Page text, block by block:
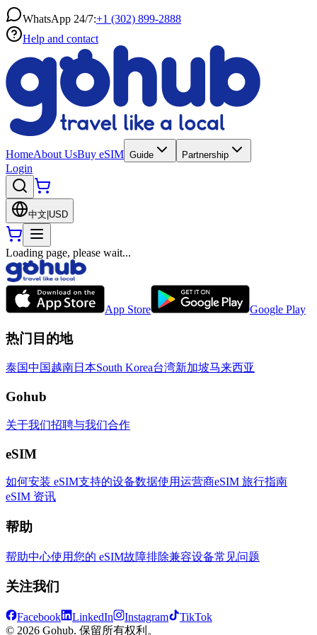
WhatsApp 24/7:+1 (302) 899-2888
Help and contact
HomeAbout UsBuy eSIM Guide Partnership
Login
中文 USD
Loading page, please wait...
App Store Google Play
热门目的地
泰国中国越南日本South Korea台湾新加坡马来西亚
Gohub
关于我们招聘与我们合作
eSIM
如何安装 eSIM支持的设备数据使用运营商eSIM 旅行指南
eSIM 资讯
帮助
帮助中心使用您的 eSIM故障排除兼容设备常见问题
关注我们
Facebook LinkedIn Instagram
TikTok
© 2026 Gohub. 保留所有权利。